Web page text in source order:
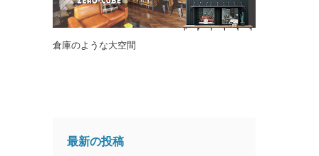
倉庫のような大空間
最新の投稿